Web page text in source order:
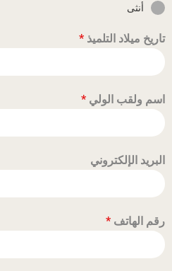
أنثى
تاريخ ميلاد التلميذ *
اسم ولقب الولي *
البريد الإلكتروني
رقم الهاتف *